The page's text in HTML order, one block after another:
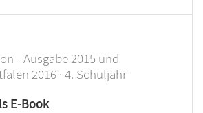
- Ausgabe 2015 und
2016 · 4. Schuljahr
E-Book